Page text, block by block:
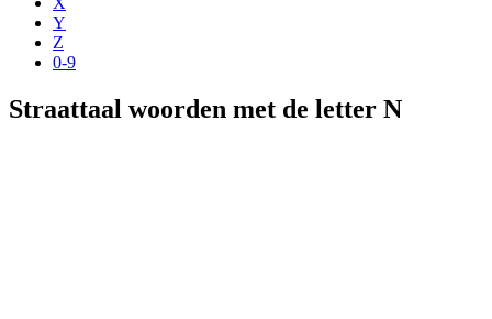
Y
Z
0-9
Straattaal woorden met de letter N